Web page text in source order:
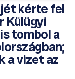
kérte fel
Külügyi
tombol a
a vizet az